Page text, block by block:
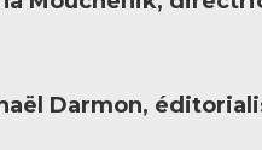
Darmon,